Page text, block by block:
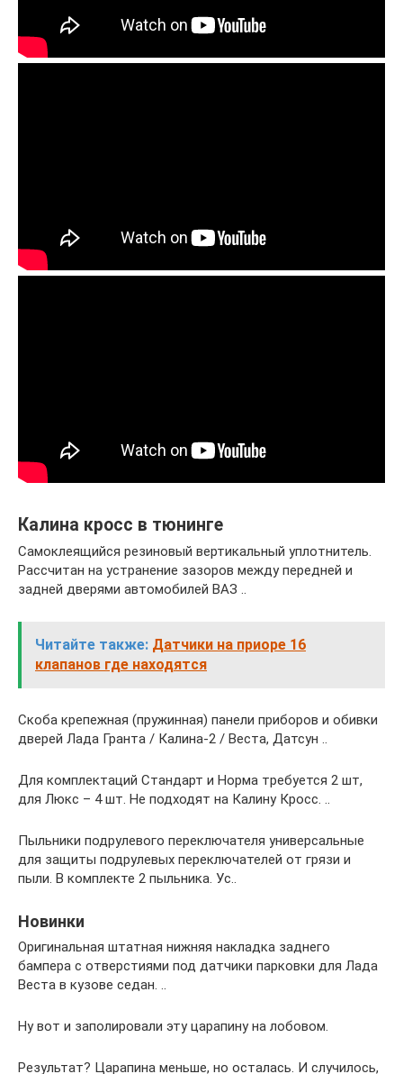
Калина кросс в тюнинге
Самоклеящийся резиновый вертикальный уплотнитель.
Рассчитан на устранение зазоров между передней и
задней дверями автомобилей ВАЗ ..
Читайте также: Датчики на приоре 16
клапанов где находятся
Скоба крепежная (пружинная) панели приборов и обивки
дверей Лада Гранта / Калина-2 / Веста, Датсун ..
Для комплектаций Стандарт и Норма требуется 2 шт,
для Люкс – 4 шт. Не подходят на Калину Кросс. ..
Пыльники подрулевого переключателя универсальные
для защиты подрулевых переключателей от грязи и
пыли. В комплекте 2 пыльника. Ус..
Новинки
Оригинальная штатная нижняя накладка заднего
бампера с отверстиями под датчики парковки для Лада
Веста в кузове седан. ..
Ну вот и заполировали эту царапину на лобовом.
Результат? Царапина меньше, но осталась. И случилось,